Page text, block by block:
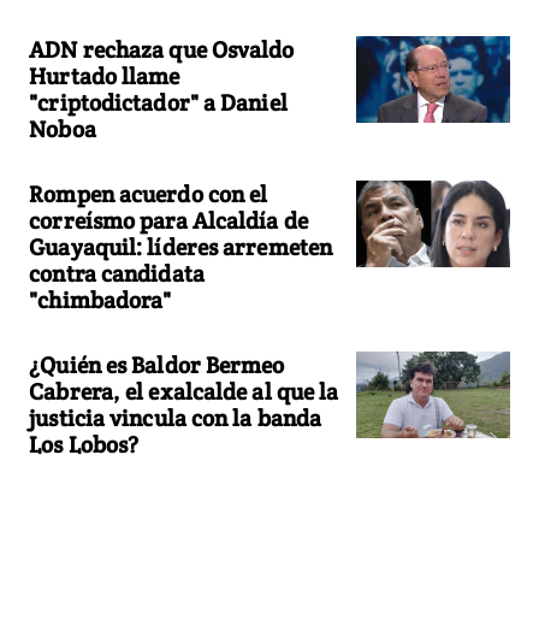
ADN rechaza que Osvaldo
Hurtado llame
"criptodictador" a Daniel
Noboa
Rompen acuerdo con el
correísmo para Alcaldía de
Guayaquil: líderes arremeten
contra candidata
"chimbadora"
¿Quién es Baldor Bermeo
Cabrera, el exalcalde al que la
justicia vincula con la banda
Los Lobos?